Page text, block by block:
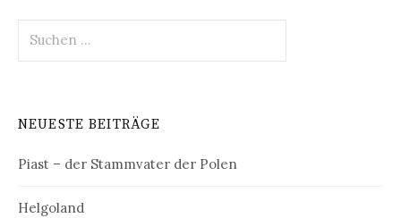
nach:
NEUESTE BEITRÄGE
Piast – der Stammvater der Polen
Helgoland